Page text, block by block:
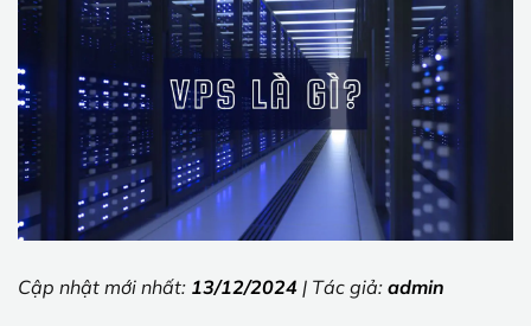
Cập nhật mới nhất: 13/12/2024 | Tác giả: admin